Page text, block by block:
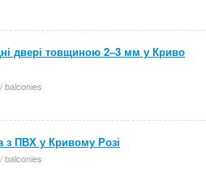
двері товщиною 2–3 мм у Криво
balconies
з ПВХ у Кривому Розі
balconies